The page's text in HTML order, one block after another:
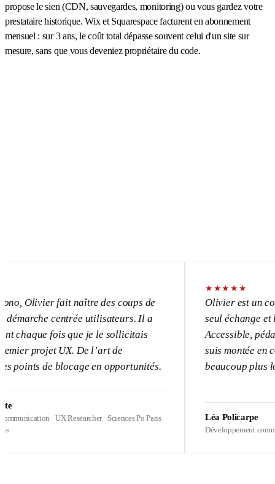
propose le sien (CDN, sauvegardes, monitoring) ou vous gardez votre
prestataire historique. Wix et Squarespace facturent en abonnement
mensuel : sur 3 ans, le coût total dépasse souvent celui d'un site sur
mesure, sans que vous deveniez propriétaire du code.
fait naître des coups de
centrée utilisateurs. Il a
fois que je le sollicitais
UX. De l’art de
blocage en opportunités.
· UX Researcher · Sciences Po Paris
★
Olivier est un
seul échange et l’UX
Accessible, pédagogue,
suis montée en
beaucoup plus loin sur
Léa Policarpe
Développement commercial ·